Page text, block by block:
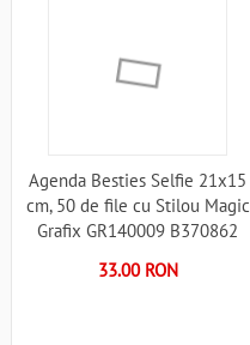
Agenda Besties Selfie 21x15
cm, 50 de file cu Stilou Magic
Grafix GR140009 B370862
33.00 RON